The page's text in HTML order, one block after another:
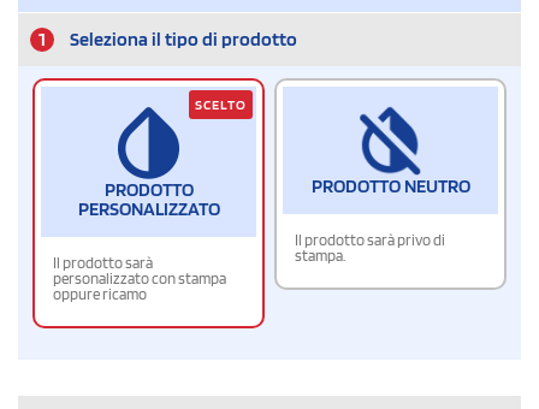
1 Seleziona il tipo di prodotto
PRODOTTO
PERSONALIZZATO
Il prodotto sarà
personalizzato con stampa
oppure ricamo
SCELTO
PRODOTTO NEUTRO
Il prodotto sarà privo di
stampa.